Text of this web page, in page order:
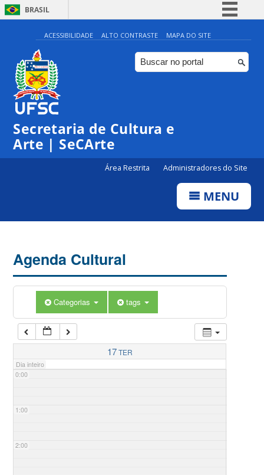
BRASIL
Simplifique!
Comunica BR
Participe
ACESSIBILIDADE ALTO CONTRASTE MAPA DO SITE
Secretaria de Cultura e
Arte | SeCArte
Área Restrita Administradores do Site
MENU
Agenda Cultural
Categorias tags
17TER
Dia inteiro
0:00
1:00
2:00